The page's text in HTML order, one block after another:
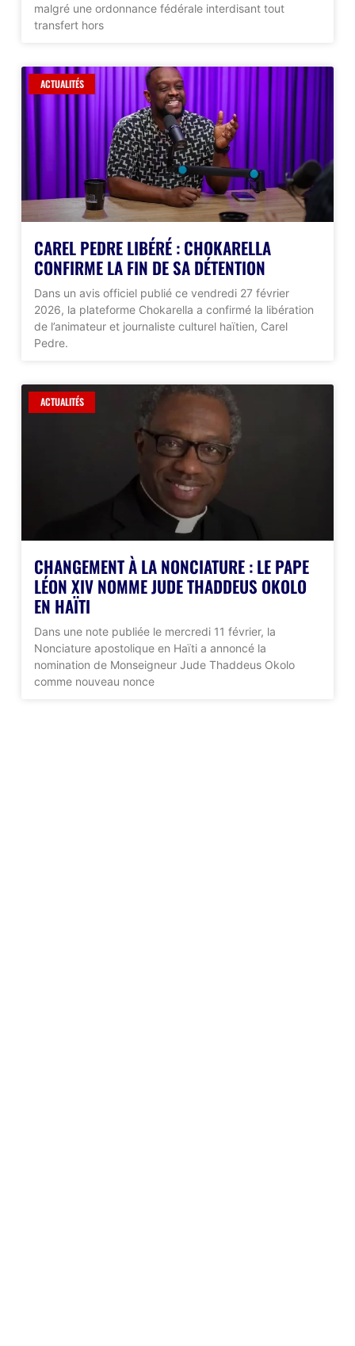
malgré une ordonnance fédérale interdisant tout
transfert hors
ACTUALITÉS
CAREL PEDRE LIBÉRÉ : CHOKARELLA
CONFIRME LA FIN DE SA DÉTENTION
Dans un avis officiel publié ce vendredi 27 février
2026, la plateforme Chokarella a confirmé la libération
de l’animateur et journaliste culturel haïtien, Carel
Pedre.
ACTUALITÉS
CHANGEMENT À LA NONCIATURE : LE PAPE
LÉON XIV NOMME JUDE THADDEUS OKOLO
EN HAÏTI
Dans une note publiée le mercredi 11 février, la
Nonciature apostolique en Haïti a annoncé la
nomination de Monseigneur Jude Thaddeus Okolo
comme nouveau nonce